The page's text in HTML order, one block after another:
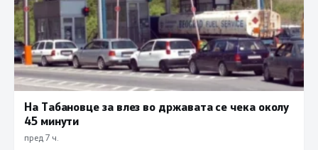
На Табановце за влез во државата се чека околу
45 минути
пред 7 ч.